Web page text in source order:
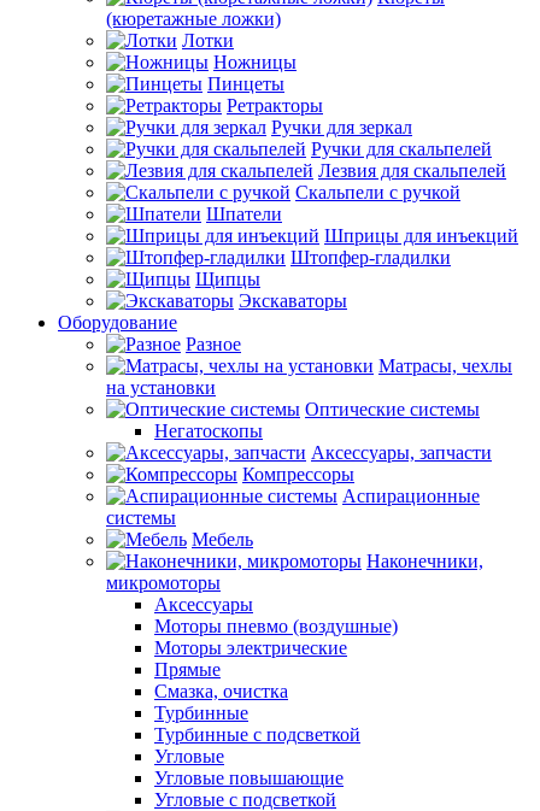
(кюретажные ложки)
Лотки
Ножницы
Пинцеты
Ретракторы
Ручки для зеркал
Ручки для скальпелей
Лезвия для скальпелей
Скальпели с ручкой
Шпатели
Шприцы для инъекций
Штопфер-гладилки
Щипцы
Экскаваторы
Оборудование
Разное
Матрасы, чехлы
на установки
Оптические системы
Негатоскопы
Аксессуары, запчасти
Компрессоры
Аспирационные
системы
Мебель
Наконечники,
микромоторы
Аксессуары
Моторы пневмо (воздушные)
Моторы электрические
Прямые
Смазка, очистка
Турбинные
Турбинные с подсветкой
Угловые
Угловые повышающие
Угловые с подсветкой